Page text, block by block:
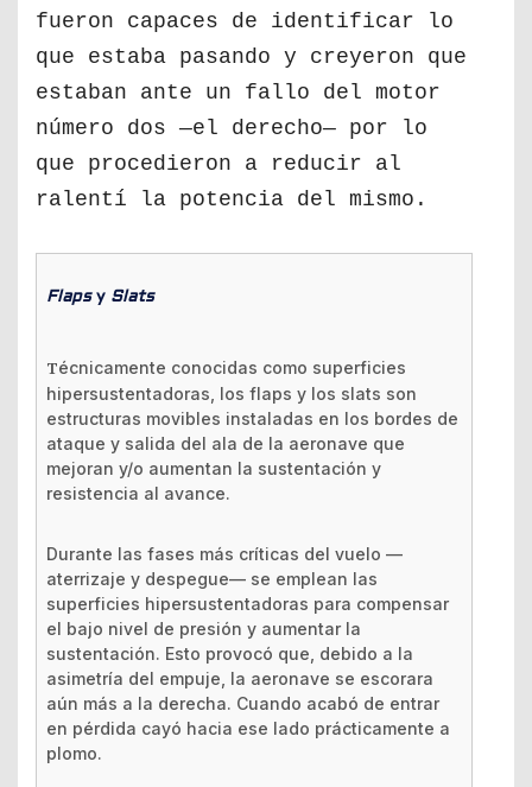
fueron capaces de identificar lo
que estaba pasando y creyeron que
estaban ante un fallo del motor
número dos —el derecho— por lo
que procedieron a reducir al
ralentí la potencia del mismo.
Flapsy Slats
Técnicamente conocidas como superficies
hipersustentadoras, los flaps y los slats son
estructuras movibles instaladas en los bordes de
ataque y salida del ala de la aeronave que
mejoran y/o aumentan la sustentación y
resistencia al avance.
Durante las fases más críticas del vuelo —
aterrizaje y despegue— se emplean las
superficies hipersustentadoras para compensar
el bajo nivel de presión y aumentar la
sustentación. Esto provocó que, debido a la
asimetría del empuje, la aeronave se escorara
aún más a la derecha. Cuando acabó de entrar
en pérdida cayó hacia ese lado prácticamente a
plomo.